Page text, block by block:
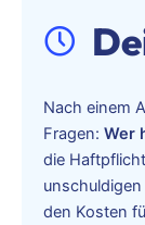
Nach einem
Fragen: Wer
die
den Kosten